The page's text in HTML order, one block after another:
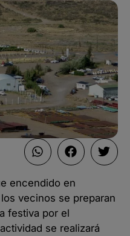
encendido en
vecinos se preparan
festiva por el
se realizará